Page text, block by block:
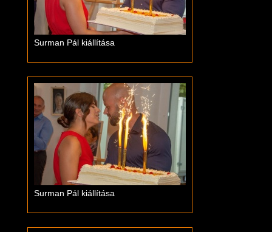
Surman Pál kiállítása
Surman Pál kiállítása